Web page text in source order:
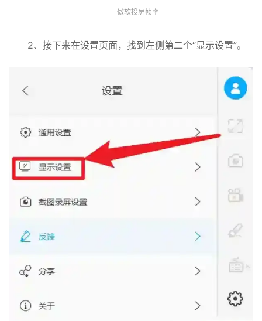
傲软投屏帧率
2、接下来在设置页面，找到左侧第二个“显示设置”。